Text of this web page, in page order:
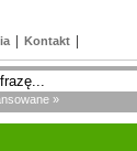
Kontakt
»